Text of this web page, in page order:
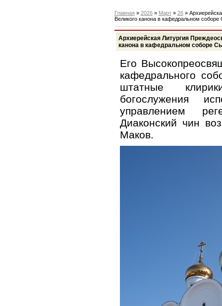
Главная » 2026 » Март » 26»
Великого канона в кафедральном соборе
Архиерейская Литургия
канона в кафедральном соборе
Его
кафедрального
штатные
богослужения
управлением
Диаконский чин
Маков.